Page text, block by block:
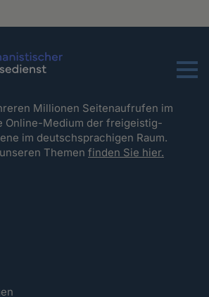
Menu
Millionen Seitenaufrufen im
Online-Medium der freigeistig-
im deutschsprachigen Raum.
Themenfinden Sie hier.